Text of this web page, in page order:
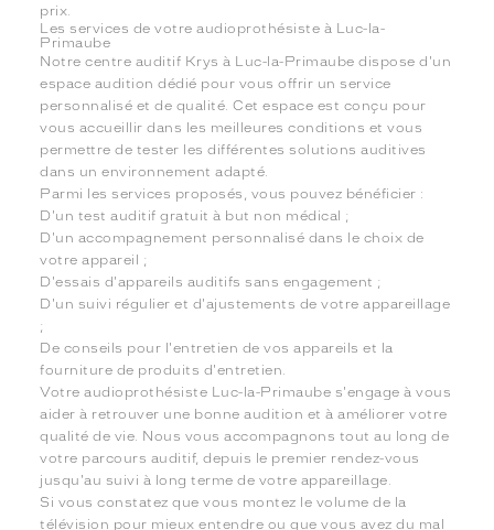
prix.
Les services de votre audioprothésiste à Luc-la-
Primaube
Notre centre auditif Krys à Luc-la-Primaube dispose d'un
espace audition dédié pour vous offrir un service
personnalisé et de qualité. Cet espace est conçu pour
vous accueillir dans les meilleures conditions et vous
permettre de tester les différentes solutions auditives
dans un environnement adapté.
Parmi les services proposés, vous pouvez bénéficier :
D'un test auditif gratuit à but non médical ;
D'un accompagnement personnalisé dans le choix de
votre appareil ;
D'essais d'appareils auditifs sans engagement ;
D'un suivi régulier et d'ajustements de votre appareillage
;
De conseils pour l'entretien de vos appareils et la
fourniture de produits d'entretien.
Votre audioprothésiste Luc-la-Primaube s'engage à vous
aider à retrouver une bonne audition et à améliorer votre
qualité de vie. Nous vous accompagnons tout au long de
votre parcours auditif, depuis le premier rendez-vous
jusqu'au suivi à long terme de votre appareillage.
Si vous constatez que vous montez le volume de la
télévision pour mieux entendre ou que vous avez du mal